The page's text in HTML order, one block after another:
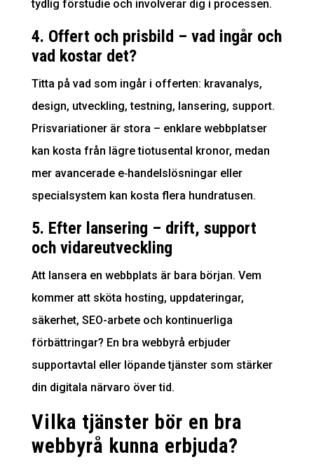
tydlig förstudie och involverar dig i processen.
4. Offert och prisbild – vad ingår och
vad kostar det?
Titta på vad som ingår i offerten: kravanalys,
design, utveckling, testning, lansering, support.
Prisvariationer är stora – enklare webbplatser
kan kosta från lägre tiotusental kronor, medan
mer avancerade e‐handelslösningar eller
specialsystem kan kosta flera hundratusen.
5. Efter lansering – drift, support
och vidareutveckling
Att lansera en webbplats är bara början. Vem
kommer att sköta hosting, uppdateringar,
säkerhet, SEO-arbete och kontinuerliga
förbättringar? En bra webbyrå erbjuder
supportavtal eller löpande tjänster som stärker
din digitala närvaro över tid.
Vilka tjänster bör en bra
webbyrå kunna erbjuda?